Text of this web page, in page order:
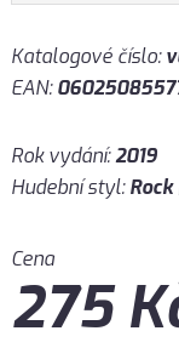
Katalogové číslo:
EAN:
Rok vydání:2019
Hudební styl:Rock
Cena
275